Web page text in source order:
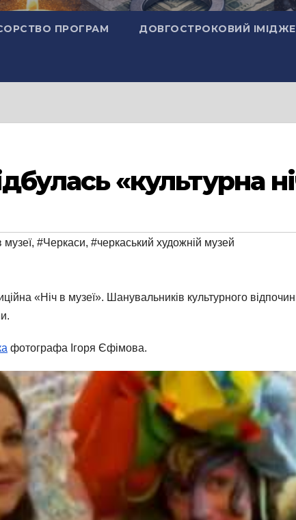
ПРОГРАМ ДОВГОСТРОКОВИЙ
«культурна
музеї, #Черкаси, #черкаський художній музей
«Ніч в музеї». Шанувальників культурного
фотографа Ігоря Єфімова.